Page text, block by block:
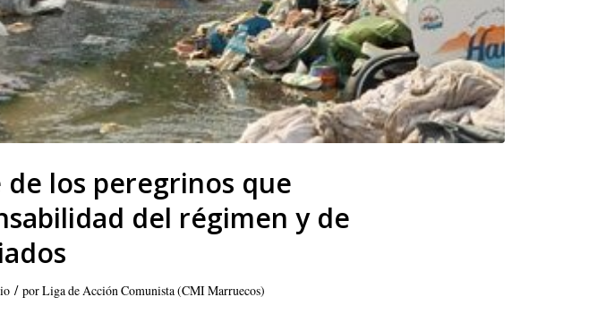
de los peregrinos que
del régimen y de
/ porLiga de Acción Comunista (CMI Marruecos)